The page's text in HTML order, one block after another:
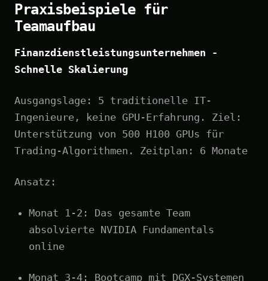
Praxisbeispiele für
Teamaufbau
Finanzdienstleistungsunternehmen -
Schnelle Skalierung
Ausgangslage: 5 traditionelle IT-
Ingenieure, keine GPU-Erfahrung. Ziel:
Unterstützung von 500 H100 GPUs für
Trading-Algorithmen. Zeitplan: 6 Monate
Ansatz:
Monat 1-2: Das gesamte Team
absolvierte NVIDIA Fundamentals
online
Monat 3-4: Bootcamp mit DGX-Systemen